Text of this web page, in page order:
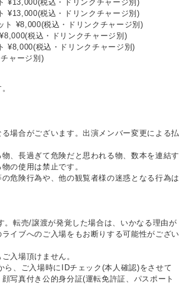
¥13,000(税込・ドリンクチャージ別)
¥13,000(税込・ドリンクチャージ別)
¥8,000(税込・ドリンクチャージ別)
税込・ドリンクチャージ別)
¥8,000(税込・ドリンクチャージ別)
ャージ別)
場合がございます。出演メンバー変更による払
、長過ぎて危険だと思われる物、数本を連結す
の使用は禁止です。
危険行為や、他の観覧者様の迷惑となる行為は
。転売/譲渡が発覚した場合は、いかなる理由が
イブへのご入場をもお断りする可能性がござい
入場頂けません。
、ご入場時にIDチェック(本人確認)をさせて
写真付き公的身分証(運転免許証、パスポート